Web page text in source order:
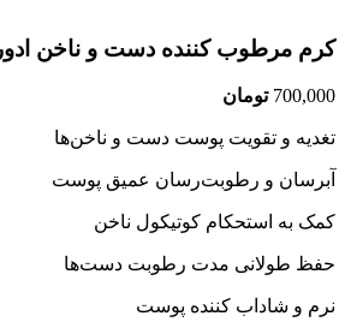
کرم مرطوب کننده دست و ناخن
700,000 تومان
تغدیه و تقویت پوست دست و ناخن‌ها
آبرسان و رطوبت‌رسان عمیق پوست
کمک به استحکام کوتیکول ناخن
حفظ طولانی مدت رطوبت دست‌ها
نرم و شاداب کننده پوست